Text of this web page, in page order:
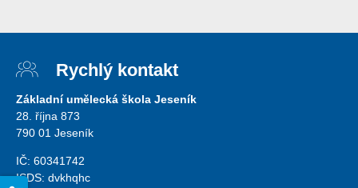
Rychlý kontakt
Základní umělecká škola Jeseník
28. října 873
790 01 Jeseník
IČ: 60341742
ISDS: dvkhqhc